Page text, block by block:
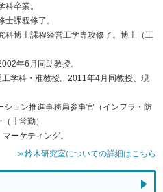
卒業。
課程修了。
科博士課程経営工学専攻修了。博士（工
年6月同助教授。
学科・准教授。2011年4月同教授、現
ョン推進事務局参事官（インフラ・防
非常勤）
ーケティング。
≫鈴木研究室についての詳細はこちら